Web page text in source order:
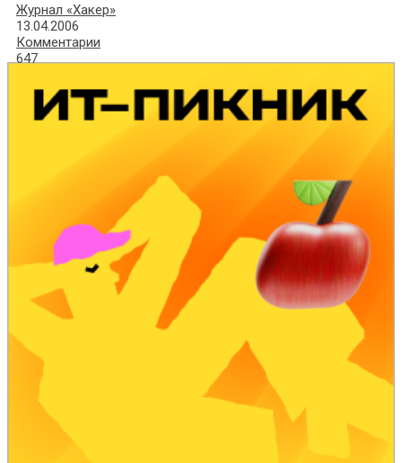
Журнал «Хакер»
13.04.2006
Комментарии
647